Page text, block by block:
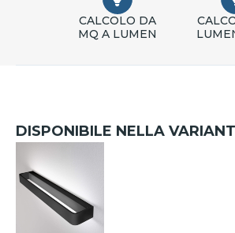
CALCOLO DA
MQ A LUMEN
DISPONIBILE NELLA